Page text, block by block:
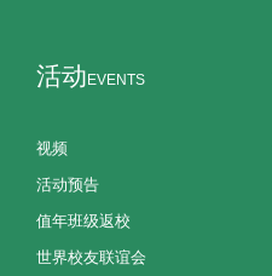
活动 EVENTS
视频
活动预告
值年班级返校
世界校友联谊会